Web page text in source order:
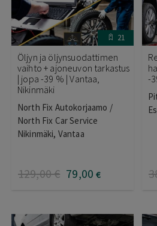
21
Öljyn ja öljynsuodattimen
vaihto + ajoneuvon tarkastus
| jopa -39 % | Vantaa,
Nikinmäki
North Fix Autokorjaamo /
North Fix Car Service
Nikinmäki, Vantaa
129,00€ 79,00 €
-